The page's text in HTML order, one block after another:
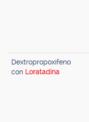
Dextropropoxifeno
con Loratadina